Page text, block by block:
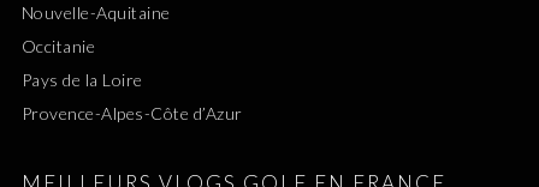
Nouvelle-Aquitaine
Occitanie
Pays de la Loire
Provence-Alpes-Côte d’Azur